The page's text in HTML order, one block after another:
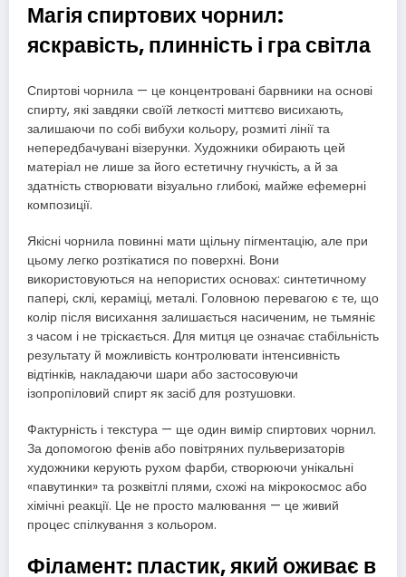
Магія спиртових чорнил:
яскравість, плинність і гра світла
Спиртові чорнила — це концентровані барвники на основі
спирту, які завдяки своїй леткості миттєво висихають,
залишаючи по собі вибухи кольору, розмиті лінії та
непередбачувані візерунки. Художники обирають цей
матеріал не лише за його естетичну гнучкість, а й за
здатність створювати візуально глибокі, майже ефемерні
композиції.
Якісні чорнила повинні мати щільну пігментацію, але при
цьому легко розтікатися по поверхні. Вони
використовуються на непористих основах: синтетичному
папері, склі, кераміці, металі. Головною перевагою є те, що
колір після висихання залишається насиченим, не тьмяніє
з часом і не тріскається. Для митця це означає стабільність
результату й можливість контролювати інтенсивність
відтінків, накладаючи шари або застосовуючи
ізопропіловий спирт як засіб для розтушовки.
Фактурність і текстура — ще один вимір спиртових чорнил.
За допомогою фенів або повітряних пульверизаторів
художники керують рухом фарби, створюючи унікальні
«павутинки» та розквітлі плями, схожі на мікрокосмос або
хімічні реакції. Це не просто малювання — це живий
процес спілкування з кольором.
Філамент: пластик, який оживає в